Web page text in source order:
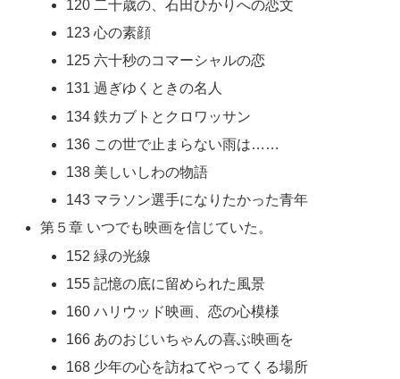
120 二十歳の、石田ひかりへの恋文
123 心の素顔
125 六十秒のコマーシャルの恋
131 過ぎゆくときの名人
134 鉄カブトとクロワッサン
136 この世で止まらない雨は……
138 美しいしわの物語
143 マラソン選手になりたかった青年
第５章 いつでも映画を信じていた。
152 緑の光線
155 記憶の底に留められた風景
160 ハリウッド映画、恋の心模様
166 あのおじいちゃんの喜ぶ映画を
168 少年の心を訪ねてやってくる場所